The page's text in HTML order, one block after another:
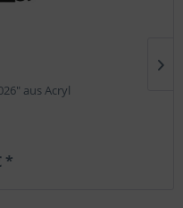
aus Acryl
*